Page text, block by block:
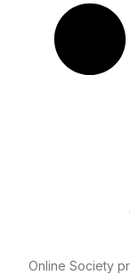
Online Society